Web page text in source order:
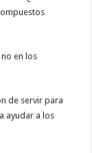
no en los
de servir para
ayudar a los